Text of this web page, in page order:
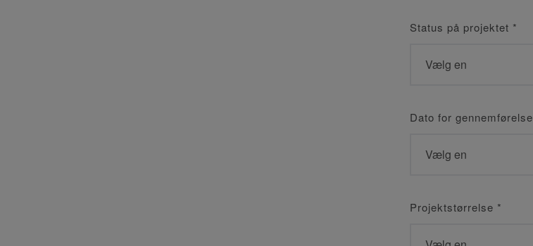
Status på projektet *
Dato for gennemførelse
Projektstørrelse *